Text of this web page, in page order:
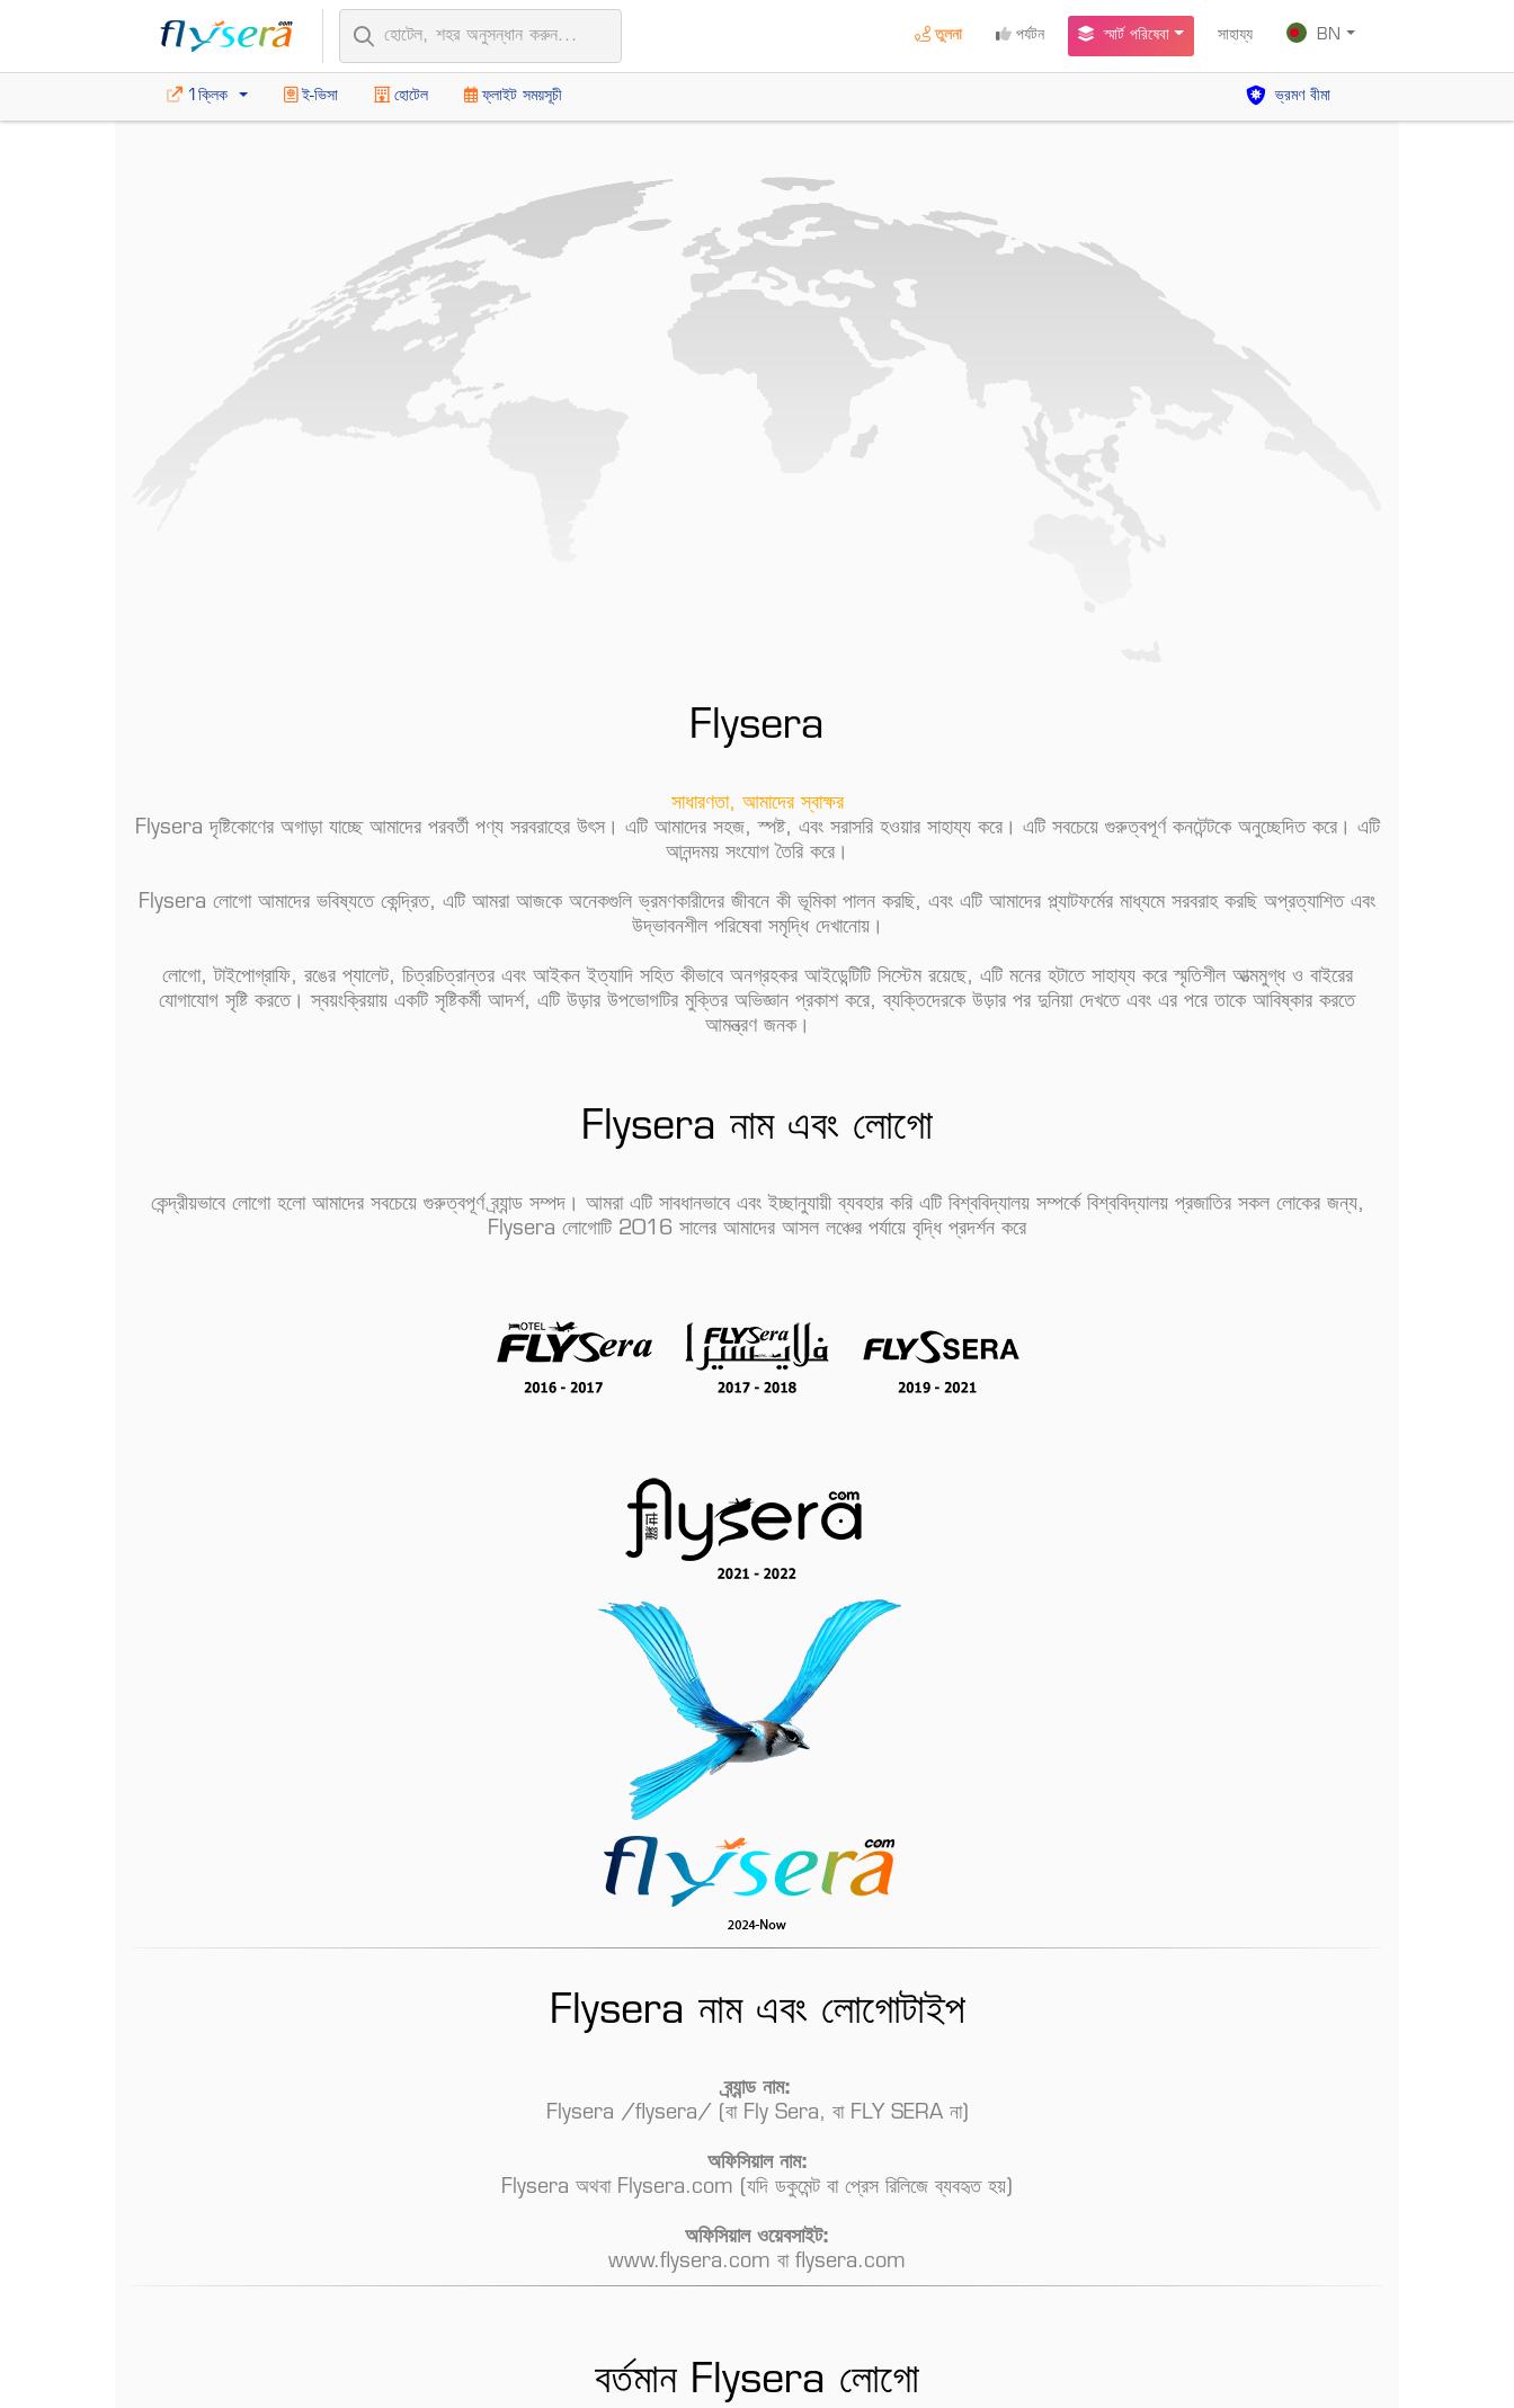
তুলনা পর্যটন স্মার্ট পরিষেবা সাহায্য BN
1ক্লিক ই-ভিসা হোটেল ফ্লাইট সময়সূচী ভ্রমণ বীমা
Flysera
সাধারণতা, আমাদের স্বাক্ষর
Flysera দৃষ্টিকোণের অগাড়া যাচ্ছে আমাদের পরবর্তী পণ্য সরবরাহের উৎস। এটি আমাদের সহজ, স্পষ্ট, এবং সরাসরি হওয়ার সাহায্য করে। এটি সবচেয়ে গুরুত্বপূর্ণ কনটেন্টকে অনুচ্ছেদিত করে। এটি
আনন্দময় সংযোগ তৈরি করে।
Flysera লোগো আমাদের ভবিষ্যতে কেন্দ্রিত, এটি আমরা আজকে অনেকগুলি ভ্রমণকারীদের জীবনে কী ভূমিকা পালন করছি, এবং এটি আমাদের প্ল্যাটফর্মের মাধ্যমে সরবরাহ করছি অপ্রত্যাশিত এবং
উদ্ভাবনশীল পরিষেবা সমৃদ্ধি দেখানোয়।
লোগো, টাইপোগ্রাফি, রঙের প্যালেট, চিত্রচিত্রান্তর এবং আইকন ইত্যাদি সহিত কীভাবে অনগ্রহকর আইডেন্টিটি সিস্টেম রয়েছে, এটি মনের হটাতে সাহায্য করে স্মৃতিশীল আত্মমুগ্ধ ও বাইরের
যোগাযোগ সৃষ্টি করতে। স্বয়ংক্রিয়ায় একটি সৃষ্টিকর্মী আদর্শ, এটি উড়ার উপভোগটির মুক্তির অভিজ্ঞান প্রকাশ করে, ব্যক্তিদেরকে উড়ার পর দুনিয়া দেখতে এবং এর পরে তাকে আবিষ্কার করতে
আমন্ত্রণ জনক।
Flysera নাম এবং লোগো
কেন্দ্রীয়ভাবে লোগো হলো আমাদের সবচেয়ে গুরুত্বপূর্ণ ব্র্যান্ড সম্পদ। আমরা এটি সাবধানভাবে এবং ইচ্ছানুযায়ী ব্যবহার করি এটি বিশ্ববিদ্যালয় সম্পর্কে বিশ্ববিদ্যালয় প্রজাতির সকল লোকের জন্য,
Flysera লোগোটি 2016 সালের আমাদের আসল লঞ্চের পর্যায়ে বৃদ্ধি প্রদর্শন করে
Flysera নাম এবং লোগোটাইপ
ব্র্যান্ড নাম:
Flysera /flysera/ (বা Fly Sera, বা FLY SERAনা)
অফিসিয়াল নাম:
Flysera অথবা Flysera.com (যদি ডকুমেন্ট বা প্রেস রিলিজে ব্যবহৃত হয়)
অফিসিয়াল ওয়েবসাইট:
www.flysera.com বা flysera.com
বর্তমান Flysera লোগো